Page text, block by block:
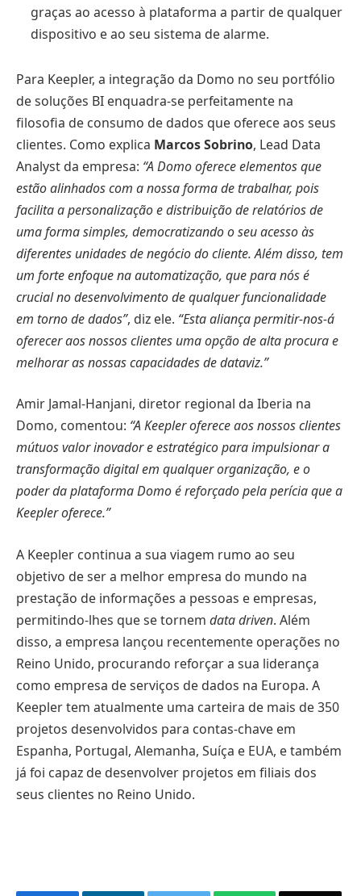
graças ao acesso à plataforma a partir de qualquer
dispositivo e ao seu sistema de alarme.
Para Keepler, a integração da Domo no seu portfólio
de soluções BI enquadra-se perfeitamente na
filosofia de consumo de dados que oferece aos seus
clientes. Como explica Marcos Sobrino, Lead Data
Analyst da empresa: “A Domo oferece elementos que
estão alinhados com a nossa forma de trabalhar, pois
facilita a personalização e distribuição de relatórios de
uma forma simples, democratizando o seu acesso às
diferentes unidades de negócio do cliente. Além disso, tem
um forte enfoque na automatização, que para nós é
crucial no desenvolvimento de qualquer funcionalidade
em torno de dados”, diz ele. “Esta aliança permitir-nos-á
oferecer aos nossos clientes uma opção de alta procura e
melhorar as nossas capacidades de dataviz.”
Amir Jamal-Hanjani, diretor regional da Iberia na
Domo, comentou: “A Keepler oferece aos nossos clientes
mútuos valor inovador e estratégico para impulsionar a
transformação digital em qualquer organização, e o
poder da plataforma Domo é reforçado pela perícia que a
Keepler oferece.”
A Keepler continua a sua viagem rumo ao seu
objetivo de ser a melhor empresa do mundo na
prestação de informações a pessoas e empresas,
permitindo-lhes que se tornem data driven. Além
disso, a empresa lançou recentemente operações no
Reino Unido, procurando reforçar a sua liderança
como empresa de serviços de dados na Europa. A
Keepler tem atualmente uma carteira de mais de 350
projetos desenvolvidos para contas-chave em
Espanha, Portugal, Alemanha, Suíça e EUA, e também
já foi capaz de desenvolver projetos em filiais dos
seus clientes no Reino Unido.